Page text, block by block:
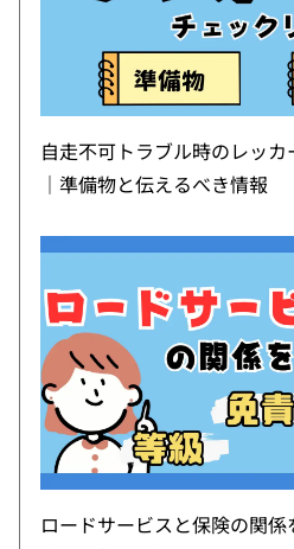
自走不可トラブル時のレッ
｜準備物と伝えるべき情報
ロードサービスと保険の関係